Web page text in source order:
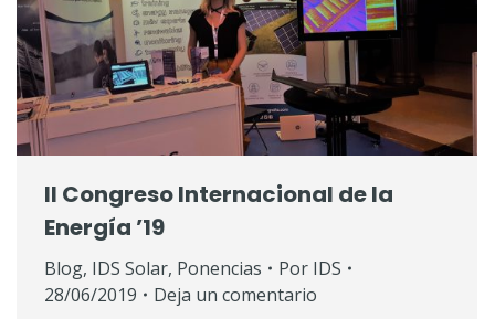
II Congreso Internacional de la
Energía ’19
Blog, IDS Solar, Ponencias Por IDS
28/06/2019
Deja un comentario